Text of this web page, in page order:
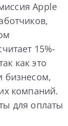
Apple
15%-
как это
бизнесом,
компаний.
для оплаты